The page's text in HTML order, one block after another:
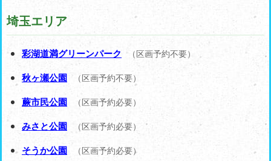
埼玉エリア
彩湖道満グリーンパーク （区画予約不要）
秋ヶ瀬公園 （区画予約不要）
蕨市民公園 （区画予約必要）
みさと公園 （区画予約必要）
そうか公園 （区画予約必要）